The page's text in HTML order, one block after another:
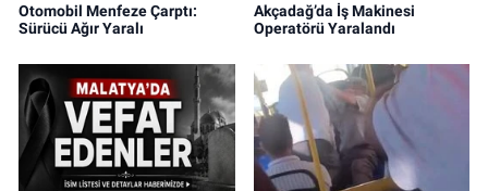
Otomobil Menfeze Çarptı:
Sürücü Ağır Yaralı
Akçadağ’da İş Makinesi
Operatörü Yaralandı